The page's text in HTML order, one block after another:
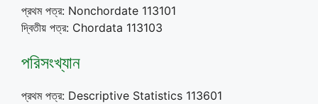
প্রথম পত্র: Nonchordate 113101
দ্বিতীয় পত্র: Chordata 113103
পরিসংখ্যান
প্রথম পত্র: Descriptive Statistics 113601